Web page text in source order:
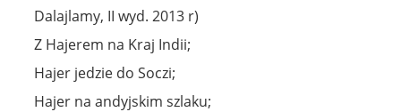
Dalajlamy, II wyd. 2013 r)
Z Hajerem na Kraj Indii;
Hajer jedzie do Soczi;
Hajer na andyjskim szlaku;